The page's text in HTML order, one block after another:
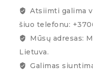
Atsiimti galima
šiuo telefonu:
Mūsų adresas:
Lietuva.
Galimas